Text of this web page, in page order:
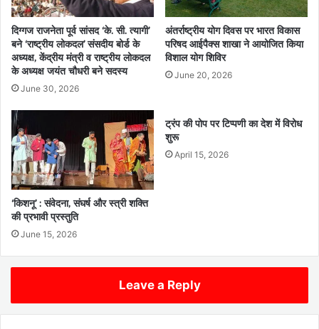
दिग्गज राजनेता पूर्व सांसद ‘के. सी. त्यागी’
बने ‘राष्ट्रीय लोकदल’ संसदीय बोर्ड के
अध्यक्ष, केंद्रीय मंत्री व राष्ट्रीय लोकदल
के अध्यक्ष जयंत चौधरी बने सदस्य
June 30, 2026
अंतर्राष्ट्रीय योग दिवस पर भारत विकास
परिषद आईपैक्स शाखा ने आयोजित किया
विशाल योग शिविर
June 20, 2026
‘किशनू’ : संवेदना, संघर्ष और स्त्री शक्ति
की प्रभावी प्रस्तुति
June 15, 2026
ट्रंप की पोप पर टिप्पणी का देश में विरोध
शुरू
April 15, 2026
Leave a Reply